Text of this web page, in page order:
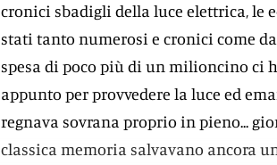
cronici sbadigli della luce elettrica, le
stati tanto numerosi e cronici come
spesa di poco più di un milioncino ci
appunto per provvedere la luce ed
regnava sovrana proprio in pieno...
classica memoria salvavano ancora